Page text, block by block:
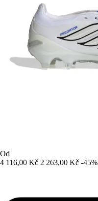
Od
4 116,00 Kč 2 263,00 Kč -45%